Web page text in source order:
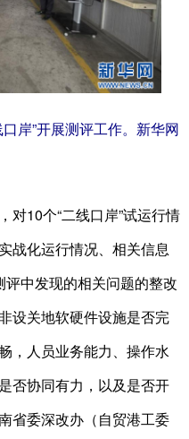
岸”开展测评工作。新华网
10个“二线口岸”试运行情
战化运行情况、相关信息
中发现的相关问题的整改
设关地软硬件设施是否完
，人员业务能力、操作水
否协同有力，以及是否开
省委深改办（自贸港工委